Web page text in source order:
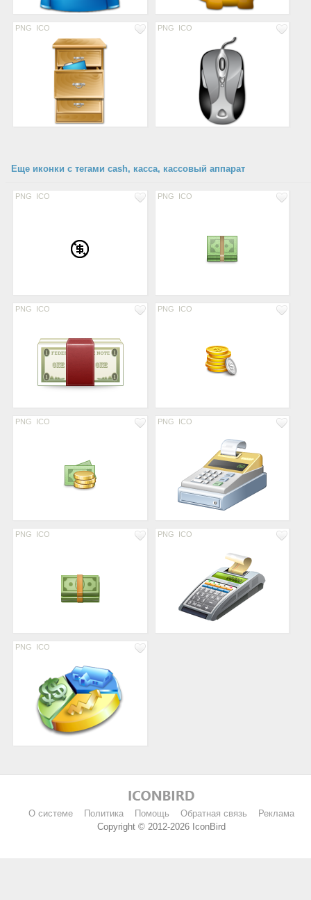
PNG ICO PNG ICO
Еще иконки с тегами cash, касса, кассовый аппарат
PNG ICO PNG ICO
PNG ICO PNG ICO
PNG ICO PNG ICO
PNG ICO PNG ICO
PNG ICO
О системе Политика Помощь Обратная связь
Реклама
Copyright © 2012-2026 IconBird